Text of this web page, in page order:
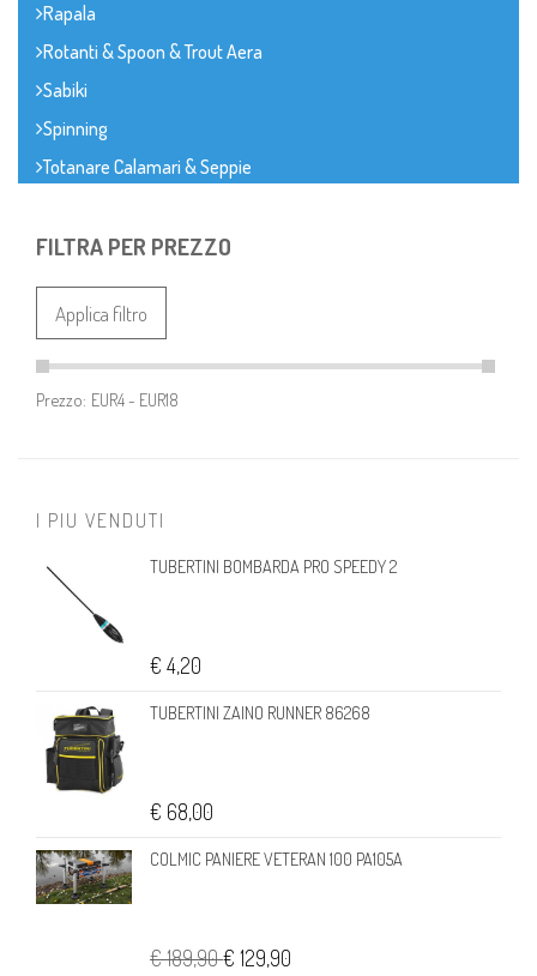
Rapala
Rotanti & Spoon & Trout Aera
Sabiki
Spinning
Totanare Calamari & Seppie
FILTRA PER PREZZO
Applica filtro
Prezzo:
I PIU VENDUTI
TUBERTINI BOMBARDA PRO SPEEDY 2
€ 4,20
TUBERTINI ZAINO RUNNER 86268
€ 68,00
COLMIC PANIERE VETERAN 100 PA105A
€ 189,90€ 129,90